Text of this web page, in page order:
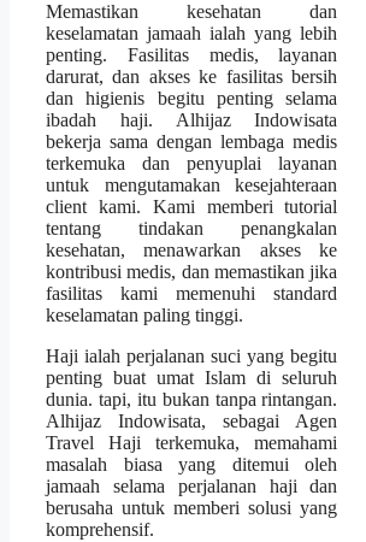
Memastikan kesehatan dan
keselamatan jamaah ialah yang lebih
penting. Fasilitas medis, layanan
darurat, dan akses ke fasilitas bersih
dan higienis begitu penting selama
ibadah haji. Alhijaz Indowisata
bekerja sama dengan lembaga medis
terkemuka dan penyuplai layanan
untuk mengutamakan kesejahteraan
client kami. Kami memberi tutorial
tentang tindakan penangkalan
kesehatan, menawarkan akses ke
kontribusi medis, dan memastikan jika
fasilitas kami memenuhi standard
keselamatan paling tinggi.
Haji ialah perjalanan suci yang begitu
penting buat umat Islam di seluruh
dunia. tapi, itu bukan tanpa rintangan.
Alhijaz Indowisata, sebagai Agen
Travel Haji terkemuka, memahami
masalah biasa yang ditemui oleh
jamaah selama perjalanan haji dan
berusaha untuk memberi solusi yang
komprehensif.